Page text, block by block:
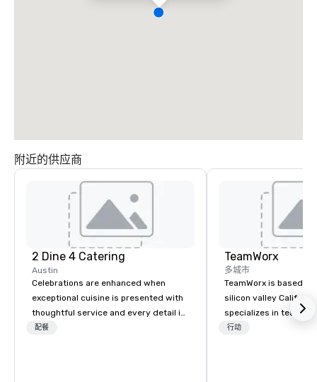
附近的供应商
2 Dine 4 Catering
Austin
Celebrations are enhanced when
exceptional cuisine is presented with
thoughtful service and every detail is
considered. 2 Dine 4 Fine Catering
配餐
TeamWorx
多城市
TeamWorx is based
silicon valley
specializes in team
tech companies and
行动